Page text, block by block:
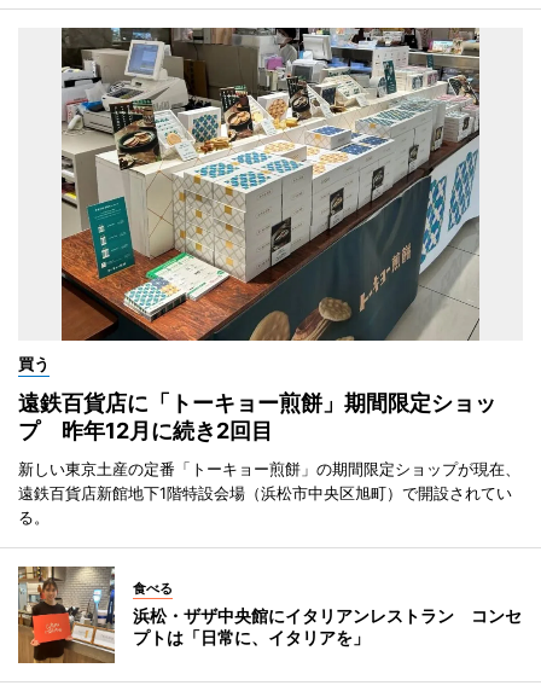
買う
遠鉄百貨店に「トーキョー煎餅」期間限定ショッ
プ 昨年12月に続き2回目
新しい東京土産の定番「トーキョー煎餅」の期間限定ショップが現在、
遠鉄百貨店新館地下1階特設会場（浜松市中央区旭町）で開設されてい
る。
食べる
浜松・ザザ中央館にイタリアンレストラン コンセ
プトは「日常に、イタリアを」